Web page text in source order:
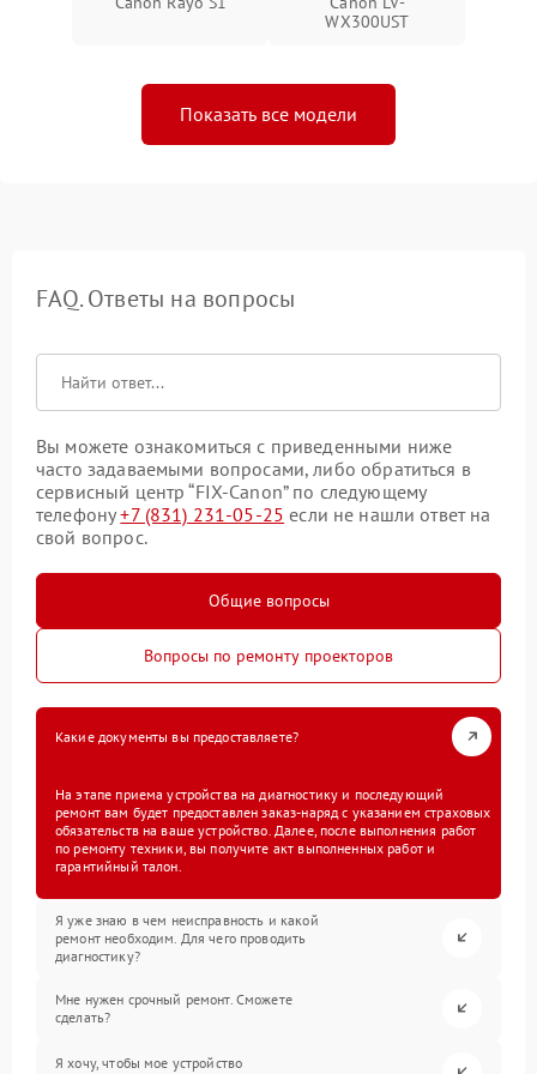
WX300UST
Показать все модели
FAQ. Ответы на вопросы
Вы можете ознакомиться с приведенными ниже
часто задаваемыми вопросами, либо обратиться в
сервисный центр “FIX-Canon” по следующему
телефону+7 (831) 231-05-25 если не нашли ответ на
свой вопрос.
Общие вопросы
Вопросы по ремонту проекторов
Какие документы вы предоставляете?
На этапе приема устройства на диагностику и последующий
ремонт вам будет предоставлен заказ-наряд с указанием страховых
обязательств на ваше устройство. Далее, после выполнения работ
по ремонту техники, вы получите акт выполненных работ и
гарантийный талон.
Я уже знаю в чем неисправность и какой
ремонт необходим. Для чего проводить
диагностику?
Мне нужен срочный ремонт. Сможете
сделать?
Я хочу, чтобы мое устройство